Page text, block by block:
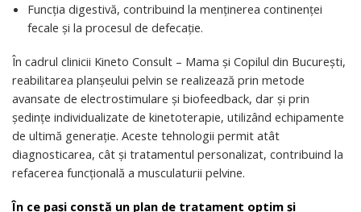
Funcția digestivă, contribuind la menținerea continenței
fecale și la procesul de defecație.
În cadrul clinicii Kineto Consult – Mama și Copilul din București,
reabilitarea planșeului pelvin se realizează prin metode
avansate de electrostimulare și biofeedback, dar și prin
ședințe individualizate de kinetoterapie, utilizând echipamente
de ultimă generație. Aceste tehnologii permit atât
diagnosticarea, cât și tratamentul personalizat, contribuind la
refacerea funcțională a musculaturii pelvine.
În ce pași constă un plan de tratament optim și